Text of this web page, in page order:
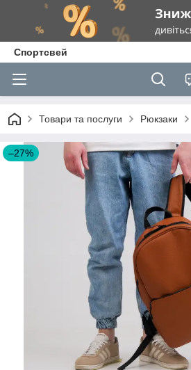
Спортсвей
Товари та послуги Рюкзаки
–27%